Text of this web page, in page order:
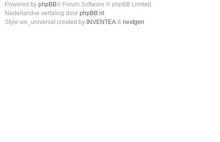
Powered by phpBB® Forum Software © phpBB Limited
Nederlandse vertaling door phpBB.nl .
Style we_universal created by INVENTEA & nextgen